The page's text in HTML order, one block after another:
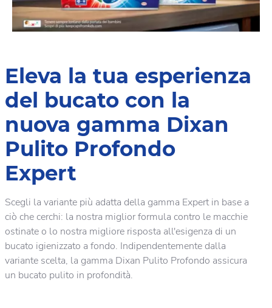
Eleva la tua esperienza
del bucato con la
nuova gamma Dixan
Pulito Profondo
Expert
Scegli la variante più adatta della gamma Expert in base a
ciò che cerchi: la nostra miglior formula contro le macchie
ostinate o lo nostra migliore risposta all'esigenza di un
bucato igienizzato a fondo. Indipendentemente dalla
variante scelta, la gamma Dixan Pulito Profondo assicura
un bucato pulito in profondità.